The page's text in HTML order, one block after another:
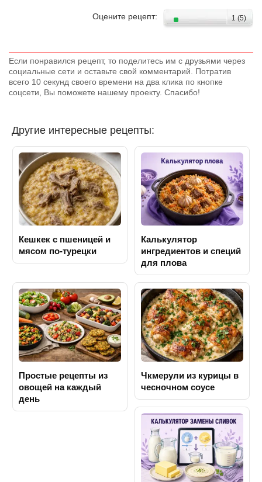
1 (5)
Оцените рецепт:
Если понравился рецепт, то поделитесь им с друзьями через
социальные сети и оставьте свой комментарий. Потратив
всего 10 секунд своего времени на два клика по кнопке
соцсети, Вы поможете нашему проекту. Спасибо!
Другие интересные рецепты:
Кешкек с пшеницей и
мясом по-турецки
Калькулятор
ингредиентов и специй
для плова
Простые рецепты из
овощей на каждый
день
Чкмерули из курицы в
чесночном соусе